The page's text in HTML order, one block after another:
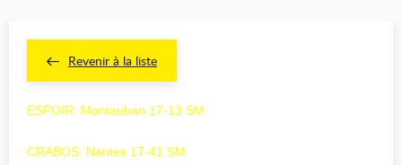
Revenir à la liste
ESPOIR: Montauban 17-13 SM
CRABOS: Nantes 17-41 SM